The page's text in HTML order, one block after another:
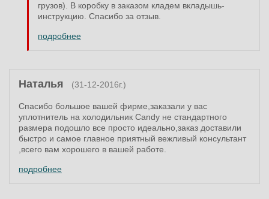
грузов). В коробку в заказом кладем вкладышь-
инструкцию. Спасибо за отзыв.
подробнее
Наталья (31-12-2016г.)
Спасибо большое вашей фирме,заказали у вас
уплотнитель на холодильник Candy не стандартного
размера подошло все просто идеально,заказ доставили
быстро и самое главное приятный вежливый консультант
,всего вам хорошего в вашей работе.
подробнее